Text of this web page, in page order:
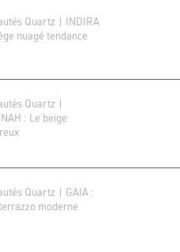
Quartz | INDIRA
nuagé tendance
Quartz |
: Le beige
Quartz | GAIA :
moderne